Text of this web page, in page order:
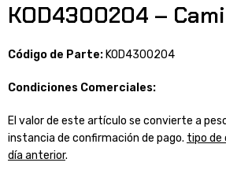
KOD4300204 –
Código de Parte: KOD4300204
Condiciones Comerciales:
El valor de este artículo se convierte a
instancia de confirmación de pago. tipo de
día anterior.